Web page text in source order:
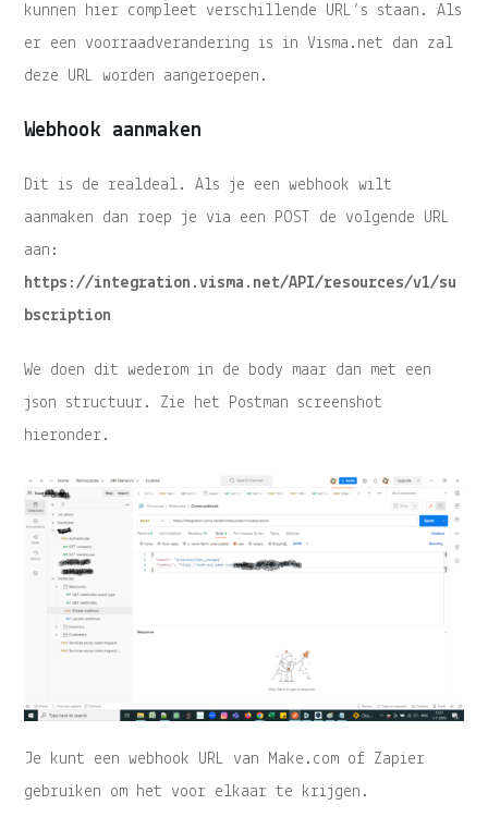
kunnen hier compleet verschillende URL’s staan. Als
er een voorraadverandering is in Visma.net dan zal
deze URL worden aangeroepen.
Webhook aanmaken
Dit is de realdeal. Als je een webhook wilt
aanmaken dan roep je via een POST de volgende URL
aan:
https://integration.visma.net/API/resources/v1/su
bscription
We doen dit wederom in de body maar dan met een
json structuur. Zie het Postman screenshot
hieronder.
Je kunt een webhook URL van Make.com of Zapier
gebruiken om het voor elkaar te krijgen.